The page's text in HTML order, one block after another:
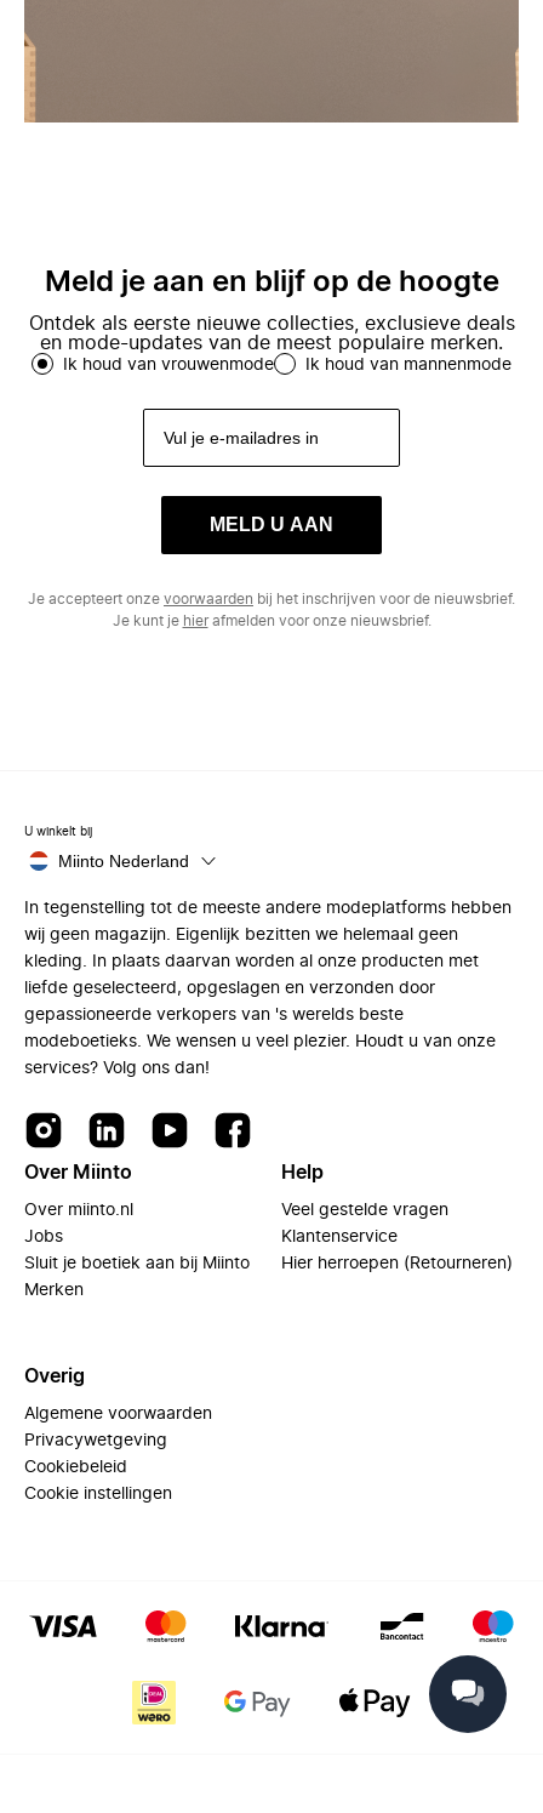
Meld je aan en blijf op de hoogte
Ontdek als eerste nieuwe collecties, exclusieve deals
en mode-updates van de meest populaire merken.
Ik houd van vrouwenmode Ik houd van mannenmode
MELD U AAN
Je accepteert onze voorwaarden bij het inschrijven voor de nieuwsbrief.
Je kunt je hierafmelden voor onze nieuwsbrief.
U winkelt bij
Miinto Nederland
In tegenstelling tot de meeste andere modeplatforms hebben
wij geen magazijn. Eigenlijk bezitten we helemaal geen
kleding. In plaats daarvan worden al onze producten met
liefde geselecteerd, opgeslagen en verzonden door
gepassioneerde verkopers van 's werelds beste
modeboetieks. We wensen u veel plezier. Houdt u van onze
services? Volg ons dan!
Over Miinto
Over miinto.nl
Jobs
Sluit je boetiek aan bij Miinto
Merken
Help
Veel gestelde vragen
Klantenservice
Hier herroepen (Retourneren)
Overig
Algemene voorwaarden
Privacywetgeving
Cookiebeleid
Cookie instellingen